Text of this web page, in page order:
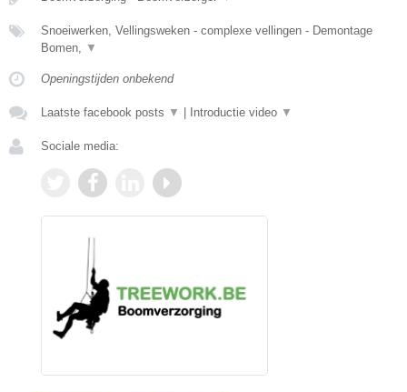
Snoeiwerken, Vellingsweken - complexe vellingen - Demontage
Bomen,
▼
Openingstijden onbekend
Laatste facebook posts ▼ Introductie video ▼
Sociale media: